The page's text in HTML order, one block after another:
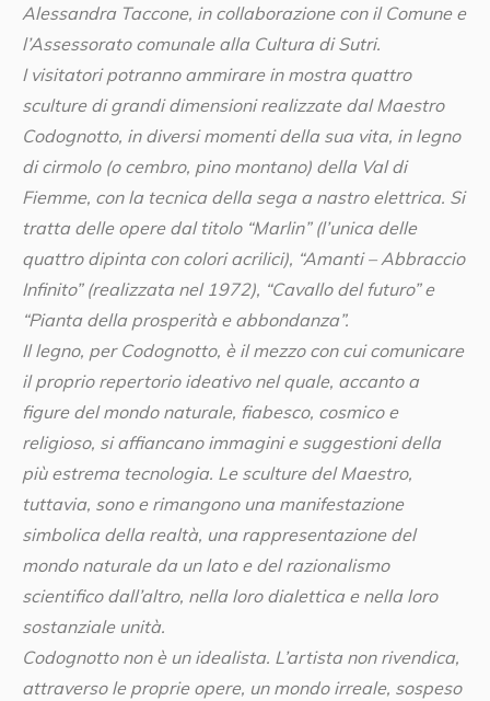
Alessandra Taccone, in collaborazione con il Comune e
l’Assessorato comunale alla Cultura di Sutri.
I visitatori potranno ammirare in mostra quattro
sculture di grandi dimensioni realizzate dal Maestro
Codognotto, in diversi momenti della sua vita, in legno
di cirmolo (o cembro, pino montano) della Val di
Fiemme, con la tecnica della sega a nastro elettrica. Si
tratta delle opere dal titolo “Marlin” (l’unica delle
quattro dipinta con colori acrilici), “Amanti – Abbraccio
Infinito” (realizzata nel 1972), “Cavallo del futuro” e
“Pianta della prosperità e abbondanza”.
Il legno, per Codognotto, è il mezzo con cui comunicare
il proprio repertorio ideativo nel quale, accanto a
figure del mondo naturale, fiabesco, cosmico e
religioso, si affiancano immagini e suggestioni della
più estrema tecnologia. Le sculture del Maestro,
tuttavia, sono e rimangono una manifestazione
simbolica della realtà, una rappresentazione del
mondo naturale da un lato e del razionalismo
scientifico dall’altro, nella loro dialettica e nella loro
sostanziale unità.
Codognotto non è un idealista. L’artista non rivendica,
attraverso le proprie opere, un mondo irreale, sospeso